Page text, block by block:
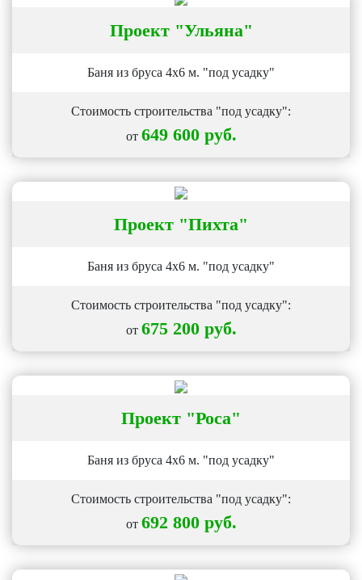
Проект "Ульяна"
Баня из бруса 4х6 м. "под усадку"
Стоимость строительства "под усадку":
от 649 600 руб.
Проект "Пихта"
Баня из бруса 4х6 м. "под усадку"
Стоимость строительства "под усадку":
от 675 200 руб.
Проект "Роса"
Баня из бруса 4х6 м. "под усадку"
Стоимость строительства "под усадку":
от 692 800 руб.